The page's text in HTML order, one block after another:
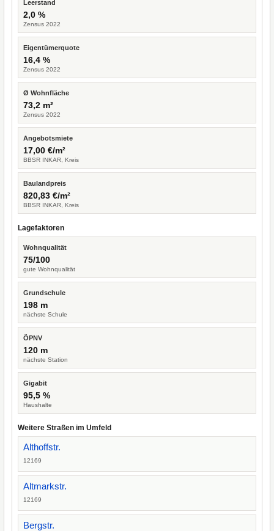
Leerstand
2,0 %
Zensus 2022
Eigentümerquote
16,4 %
Zensus 2022
Ø Wohnfläche
73,2 m²
Zensus 2022
Angebotsmiete
17,00 €/m²
BBSR INKAR, Kreis
Baulandpreis
820,83 €/m²
BBSR INKAR, Kreis
Lagefaktoren
Wohnqualität
75/100
gute Wohnqualität
Grundschule
198 m
nächste Schule
ÖPNV
120 m
nächste Station
Gigabit
95,5 %
Haushalte
Weitere Straßen im Umfeld
Althoffstr.
12169
Altmarkstr.
12169
Bergstr.